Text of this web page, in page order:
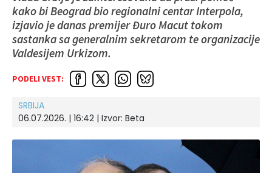
kako bi Beograd bio regionalni centar Interpola,
izjavio je danas premijer Đuro Macut tokom
sastanka sa generalnim sekretarom te organizacije
Valdesijem Urkizom.
PODELI VEST:
SRBIJA
06.07.2026. | 16:42 | Izvor: Beta